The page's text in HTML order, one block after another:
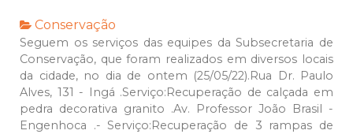
Conservação
Seguem os serviços das equipes da Subsecretaria de
Conservação, que foram realizados em diversos locais
da cidade, no dia de ontem (25/05/22).Rua Dr. Paulo
Alves, 131 - Ingá .Serviço:Recuperação de calçada em
pedra decorativa granito .Av. Professor João Brasil -
Engenhoca .- Serviço:Recuperação de 3 rampas de